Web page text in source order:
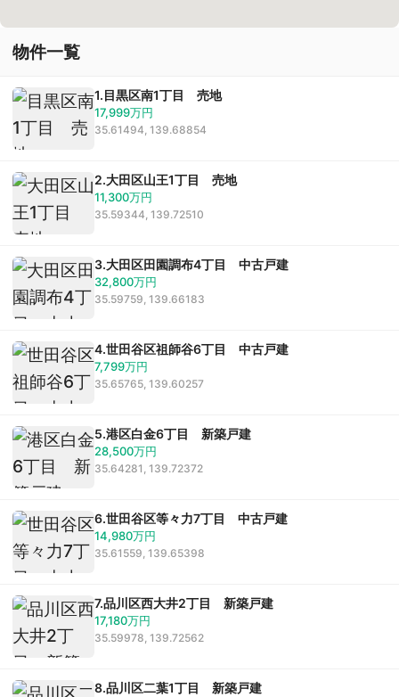
物件一覧
1.目黒区南1丁目 売地
17,999万円
35.61494, 139.68854
2.大田区山王1丁目 売地
11,300万円
35.59344, 139.72510
3.大田区田園調布4丁目 中古戸建
32,800万円
35.59759, 139.66183
4.世田谷区祖師谷6丁目 中古戸建
7,799万円
35.65765, 139.60257
5.港区白金6丁目 新築戸建
28,500万円
35.64281, 139.72372
6.世田谷区等々力7丁目 中古戸建
14,980万円
35.61559, 139.65398
7.品川区西大井2丁目 新築戸建
17,180万円
35.59978, 139.72562
8.品川区二葉1丁目 新築戸建
新着物件から探す
沿線・駅から探す
学区から探す
地図から探す
こだわりから探す
売りたい
不動産売却について
無料売却査定
未来カレンダー
無料会員登録サービス
TOHO HOUSE CLUB
会社紹介